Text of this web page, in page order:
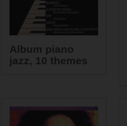
Album piano
jazz, 10 themes